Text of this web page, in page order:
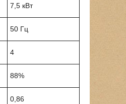
7,5 кВт
50 Гц
4
88%
0,86